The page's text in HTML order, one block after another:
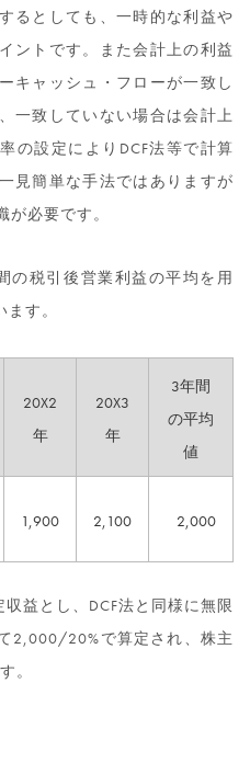
るとしても、一時的な利益や
ントです。また会計上の利益
キャッシュ・フローが一致し
一致していない場合は会計上
の設定によりDCF法等で計算
見簡単な手法ではありますが
必要です。
税引後営業利益の平均を用
す。
20X2
年
20X3
年
3年間
の平均
値
1,900 2,100 2,000
益とし、DCF法と同様に無限
2,000/20%で算定され、株主
。